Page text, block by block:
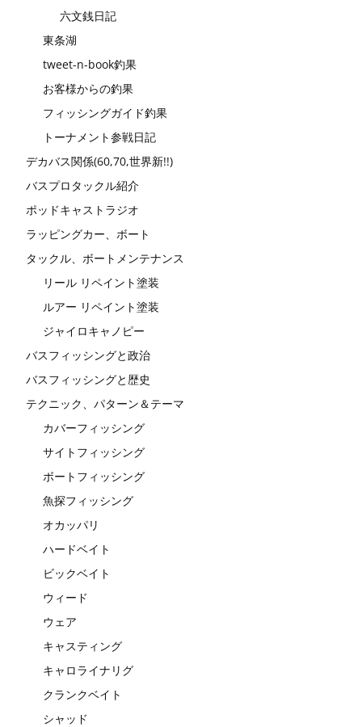
六文銭日記
東条湖
tweet-n-book釣果
お客様からの釣果
フィッシングガイド釣果
トーナメント参戦日記
デカバス関係(60,70,世界新!!)
バスプロタックル紹介
ポッドキャストラジオ
ラッピングカー、ボート
タックル、ボートメンテナンス
リール リペイント塗装
ルアー リペイント塗装
ジャイロキャノピー
バスフィッシングと政治
バスフィッシングと歴史
テクニック、パターン＆テーマ
カバーフィッシング
サイトフィッシング
ボートフィッシング
魚探フィッシング
オカッパリ
ハードベイト
ビックベイト
ウィード
ウェア
キャスティング
キャロライナリグ
クランクベイト
シャッド